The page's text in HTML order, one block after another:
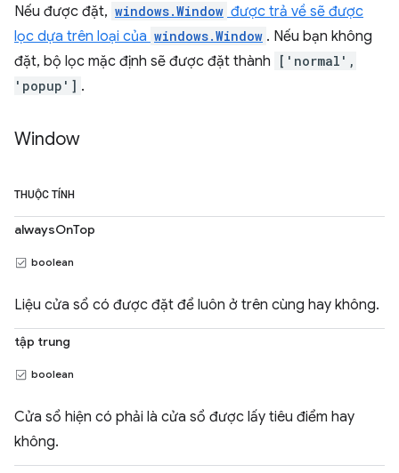
Nếu được đặt, windows.Window được trả về sẽ được
lọc dựa trên loại của windows.Window . Nếu bạn không
đặt, bộ lọc mặc định sẽ được đặt thành
['normal',
'popup'] .
Window
THUỘC TÍNH
alwaysOnTop
boolean
Liệu cửa sổ có được đặt để luôn ở trên cùng hay không.
tập trung
boolean
Cửa sổ hiện có phải là cửa sổ được lấy tiêu điểm hay
không.